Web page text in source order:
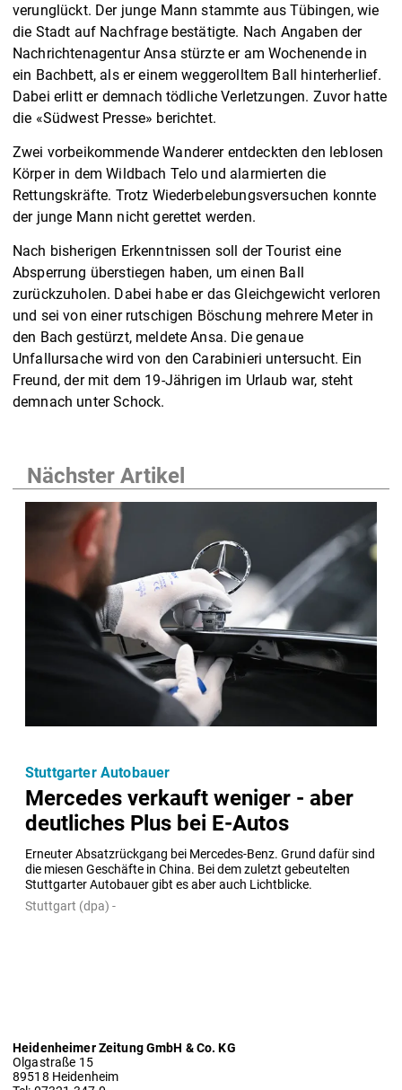
verunglückt. Der junge Mann stammte aus Tübingen, wie
die Stadt auf Nachfrage bestätigte. Nach Angaben der
Nachrichtenagentur Ansa stürzte er am Wochenende in
ein Bachbett, als er einem weggerolltem Ball hinterherlief.
Dabei erlitt er demnach tödliche Verletzungen. Zuvor hatte
die «Südwest Presse» berichtet.
Zwei vorbeikommende Wanderer entdeckten den leblosen
Körper in dem Wildbach Telo und alarmierten die
Rettungskräfte. Trotz Wiederbelebungsversuchen konnte
der junge Mann nicht gerettet werden.
Nach bisherigen Erkenntnissen soll der Tourist eine
Absperrung überstiegen haben, um einen Ball
zurückzuholen. Dabei habe er das Gleichgewicht verloren
und sei von einer rutschigen Böschung mehrere Meter in
den Bach gestürzt, meldete Ansa. Die genaue
Unfallursache wird von den Carabinieri untersucht. Ein
Freund, der mit dem 19-Jährigen im Urlaub war, steht
demnach unter Schock.
Nächster Artikel
Mercedes verkauft weniger - aber
deutliches Plus bei E-Autos
Erneuter Absatzrückgang bei Mercedes-Benz. Grund dafür sind
die miesen Geschäfte in China. Bei dem zuletzt gebeutelten
Stuttgarter Autobauer gibt es aber auch Lichtblicke.
Stuttgarter Autobauer
Stuttgart (dpa) -
Heidenheimer Zeitung GmbH & Co. KG
Olgastraße 15
89518 Heidenheim